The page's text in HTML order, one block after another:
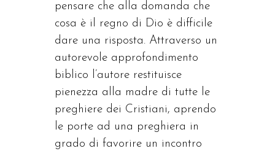
pensare che alla domanda che
cosa è il regno di Dio è difficile
dare una risposta. Attraverso un
autorevole approfondimento
biblico l’autore restituisce
pienezza alla madre di tutte le
preghiere dei Cristiani, aprendo
le porte ad una preghiera in
grado di favorire un incontro